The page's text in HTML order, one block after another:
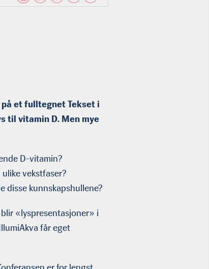
et fulltegnet Tekset i
til vitamin D. Men mye
D-vitamin?
vekstfaser?
disse kunnskapshullene?
«lyspresentasjoner» i
får eget